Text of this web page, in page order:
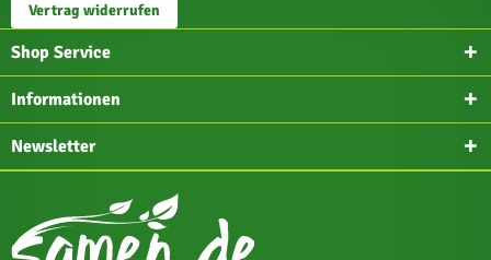
Vertrag widerrufen
Shop Service
Informationen
Newsletter